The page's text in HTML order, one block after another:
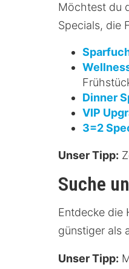
Möchtest du
Specials, die
Dinner
VIP
3=2
Unser Tipp:
Suche
Entdecke die
günstiger als
Unser Tipp: